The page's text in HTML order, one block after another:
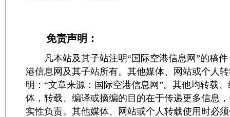
免责声明：
凡本站及其子站注明“国际空港信息网”的稿件
港信息网及其子站所有。其他媒体、网站或个人
明：“文章来源：国际空港信息网”。其他均转载
体，转载、编译或摘编的目的在于传递更多信息
实性负责。其他媒体、网站或个人转载使用时必